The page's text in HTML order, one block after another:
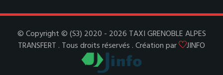
© Copyright © (S3) 2020 - 2026 TAXI GRENOBLE ALPES
TRANSFERT . Tous droits réservés . Création par
JINFO